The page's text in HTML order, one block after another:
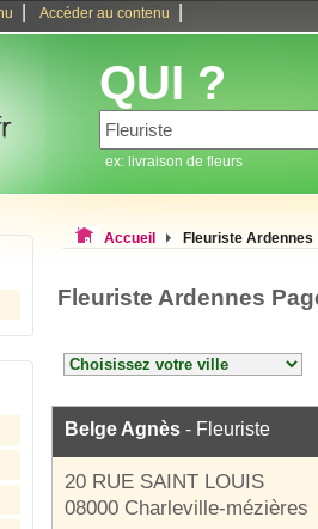
Accéder au contenu
QUI ?
ex: livraison de fleurs
Accueil Fleuriste Ardennes
Fleuriste Ardennes
Belge Agnès - Fleuriste
20 RUE SAINT LOUIS
08000 Charleville-mézières